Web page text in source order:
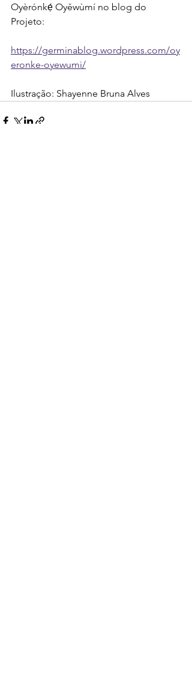
Oyèrónkẹ́ Oyěwùmí no blog do
Projeto:
https://germinablog.wordpress.com/oy
eronke-oyewumi/
Ilustração: Shayenne Bruna Alves